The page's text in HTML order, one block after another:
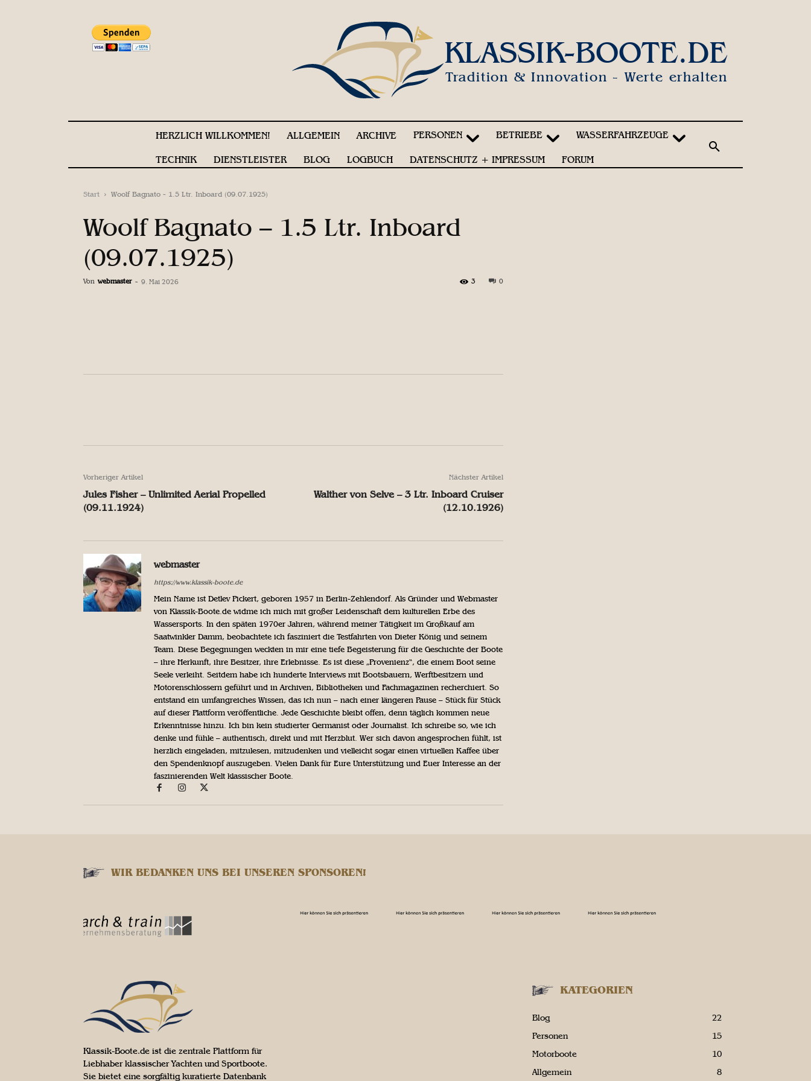
KLASSIK-BOOTE.DE
Tradition & Innovation - Werte erhalten
HERZLICH WILLKOMMEN! ALLGEMEIN ARCHIVE PERSONEN BETRIEBE WASSERFAHRZEUGE
TECHNIK DIENSTLEISTER BLOG LOGBUCH DATENSCHUTZ + IMPRESSUM FORUM
Start Woolf Bagnato - 1.5 Ltr. Inboard (09.07.1925)
Woolf Bagnato – 1.5 Ltr. Inboard
(09.07.1925)
Von webmaster - 9. Mai 2026 0
3
Vorheriger Artikel
Jules Fisher – Unlimited Aerial Propelled
(09.11.1924)
Nächster Artikel
Walther von Selve – 3 Ltr. Inboard Cruiser
(12.10.1926)
webmaster
https://www.klassik-boote.de
Mein Name ist Detlev Pickert, geboren 1957 in Berlin-Zehlendorf. Als Gründer und Webmaster
von Klassik-Boote.de widme ich mich mit großer Leidenschaft dem kulturellen Erbe des
Wassersports. In den späten 1970er Jahren, während meiner Tätigkeit im Großkauf am
Saatwinkler Damm, beobachtete ich fasziniert die Testfahrten von Dieter König und seinem
Team. Diese Begegnungen weckten in mir eine tiefe Begeisterung für die Geschichte der Boote
– ihre Herkunft, ihre Besitzer, ihre Erlebnisse. Es ist diese „Provenienz“, die einem Boot seine
Seele verleiht. Seitdem habe ich hunderte Interviews mit Bootsbauern, Werftbesitzern und
Motorenschlossern geführt und in Archiven, Bibliotheken und Fachmagazinen recherchiert. So
entstand ein umfangreiches Wissen, das ich nun – nach einer längeren Pause – Stück für Stück
auf dieser Plattform veröffentliche. Jede Geschichte bleibt offen, denn täglich kommen neue
Erkenntnisse hinzu. Ich bin kein studierter Germanist oder Journalist. Ich schreibe so, wie ich
denke und fühle – authentisch, direkt und mit Herzblut. Wer sich davon angesprochen fühlt, ist
herzlich eingeladen, mitzulesen, mitzudenken und vielleicht sogar einen virtuellen Kaffee über
den Spendenknopf auszugeben. Vielen Dank für Eure Unterstützung und Euer Interesse an der
faszinierenden Welt klassischer Boote.
WIR BEDANKEN UNS BEI UNSEREN SPONSOREN!
Klassik-Boote.de ist die zentrale Plattform für
Liebhaber klassischer Yachten und Sportboote.
Sie bietet eine sorgfältig kuratierte Datenbank
KATEGORIEN
Blog
22
Personen
15
Motorboote
10
Allgemein
8